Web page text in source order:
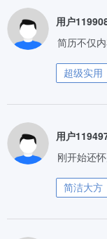
用户
简历不仅
超级实用
用户
刚开始还
简洁大方